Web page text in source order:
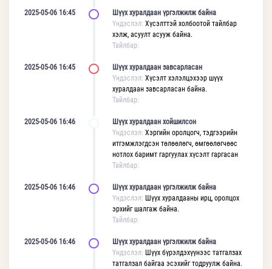
2025-05-06 16:45
Шүүх хуралдаан үргэлжилж байна
Үндэслэл: Хүсэлттэй холбоотой тайлбар
хэлж, асуулт асууж байна.
Тайлбар:
2025-05-06 16:45
Шүүх хуралдаан завсарласан
Үндэслэл: Хүсэлт хэлэлцэхээр шүүх
хуралдаан завсарласан байна.
Тайлбар:
2025-05-06 16:46
Шүүх хуралдаан хойшилсон
Үндэслэл: Хэргийн оролцогч, тэдгээрийн
итгэмжлэгдсэн төлөөлөгч, өмгөөлөгчөөс
нотлох баримт гаргуулах хүсэлт гаргасан
Тайлбар:
2025-05-06 16:46
Шүүх хуралдаан үргэлжилж байна
Үндэслэл: Шүүх хуралдааны ирц, оролцох
эрхийг шалгаж байна.
Тайлбар:
2025-05-06 16:46
Шүүх хуралдаан үргэлжилж байна
Үндэслэл: Шүүх бүрэлдэхүүнээс татгалзах
татгалзал байгаа эсэхийг тодруулж байна.